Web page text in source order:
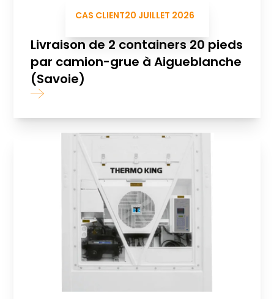
CAS CLIENT20 JUILLET 2026
Livraison de 2 containers 20 pieds
par camion-grue à Aigueblanche
(Savoie)